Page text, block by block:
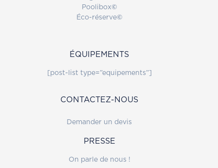
Poolibox©
Éco-réserve©
ÉQUIPEMENTS
[post-list type=”equipements”]
CONTACTEZ-NOUS
Demander un devis
PRESSE
On parle de nous !